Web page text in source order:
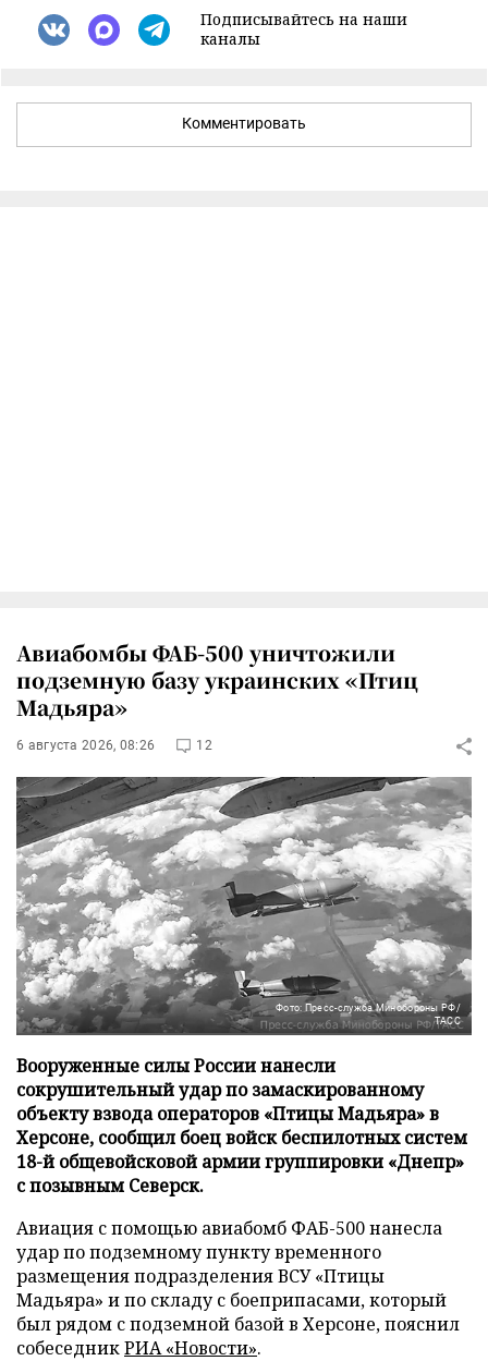
Подписывайтесь на наши
каналы
Комментировать
Авиабомбы ФАБ-500 уничтожили
подземную базу украинских «Птиц
Мадьяра»
6 августа 2026, 08:26 12
Фото: Пресс-служба Минобороны РФ/
ТАСС
Вооруженные силы России нанесли
сокрушительный удар по замаскированному
объекту взвода операторов «Птицы Мадьяра» в
Херсоне, сообщил боец войск беспилотных систем
18-й общевойсковой армии группировки «Днепр»
с позывным Северск.
Авиация с помощью авиабомб ФАБ-500 нанесла
удар по подземному пункту временного
размещения подразделения ВСУ «Птицы
Мадьяра» и по складу с боеприпасами, который
был рядом с подземной базой в Херсоне, пояснил
собеседникРИА «Новости».